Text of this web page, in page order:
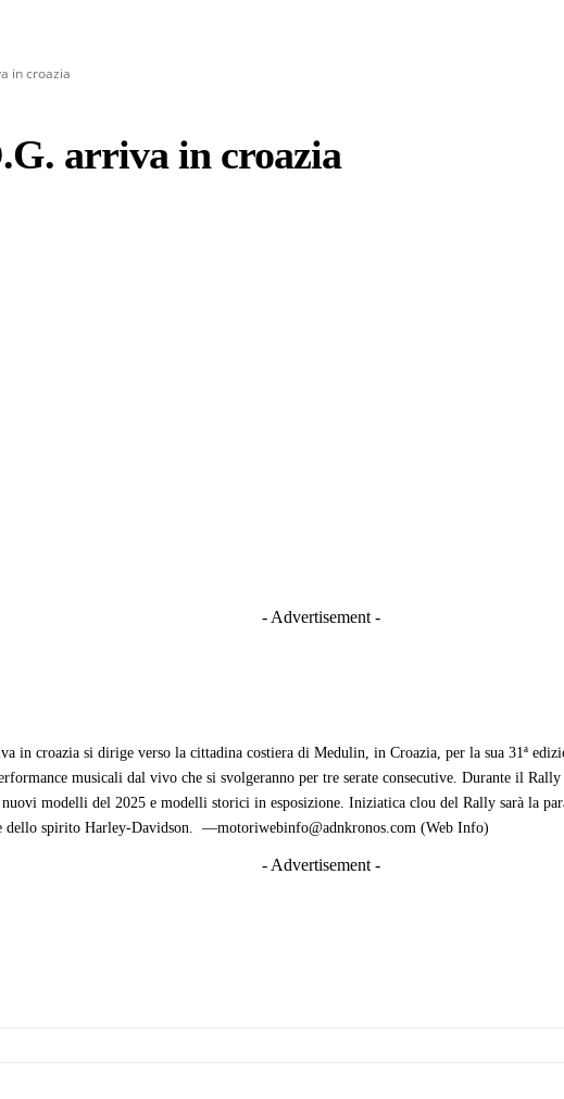
in croazia
arriva in croazia
- Advertisement -
in croazia si dirige verso la cittadina costiera di Medulin, in Croazia, per la sua 31ª
musicali dal vivo che si svolgeranno per tre serate consecutive. Durante il
modelli del 2025 e modelli storici in esposizione. Iniziatica clou del Rally sarà la
dello spirito Harley-Davidson. —motoriwebinfo@adnkronos.com (Web Info)
- Advertisement -